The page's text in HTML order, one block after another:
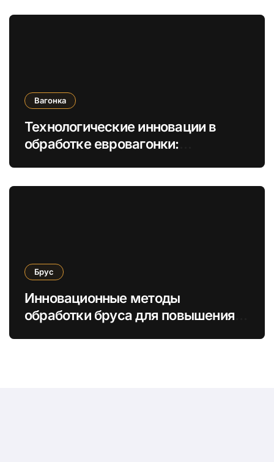
Вагонка
Технологические инновации в
обработке евровагонки:
Брус
Инновационные методы
обработки бруса для повышения